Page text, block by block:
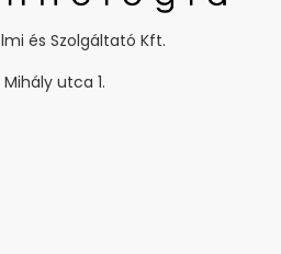
és Szolgáltató Kft.
utca 1.